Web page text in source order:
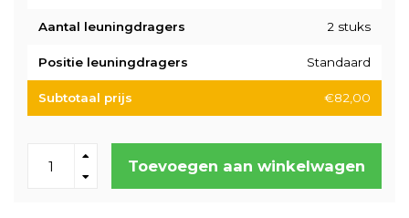
Aantal leuningdragers 2 stuks
Positie leuningdragers Standaard
Subtotaal prijs €82,00
Toevoegen aan winkelwagen